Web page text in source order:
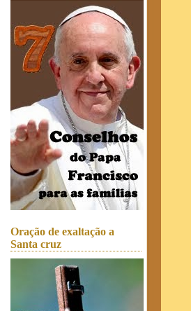
Oração de exaltação a
Santa cruz